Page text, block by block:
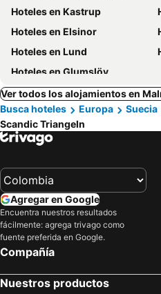
Hoteles en Kastrup
Hoteles en Elsinor
Hoteles en Lund
Hoteles en Glumslöv
Ver todos los alojamientos en
Busca hoteles
Europa Suecia
Scandic Triangeln
Agregar en Google
Encuentra nuestros resultados
fácilmente: agrega trivago como
fuente preferida en Google.
Compañía
Nuestros productos